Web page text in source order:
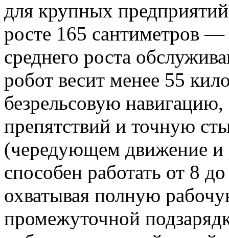
для крупных
росте 165 сантиметров
среднего роста
робот весит менее 55
безрельсовую
препятствий и точную
(чередующем движение
способен работать от 8
охватывая полную
промежуточной